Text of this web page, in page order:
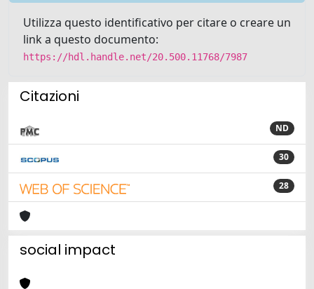
Utilizza questo identificativo per citare o creare un
link a questo documento:
https://hdl.handle.net/20.500.11768/7987
Citazioni
ND
30
28
social impact